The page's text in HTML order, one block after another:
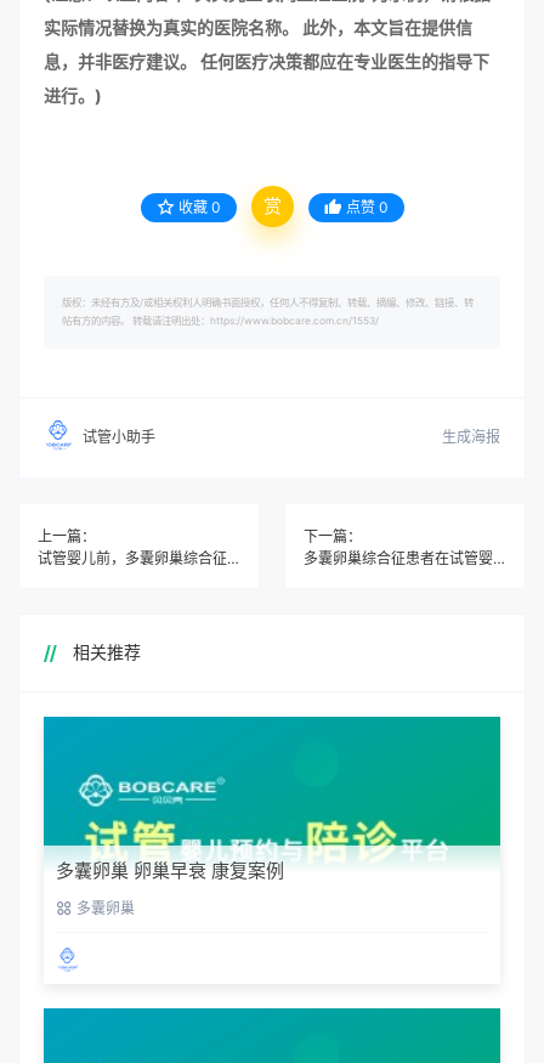
实际情况替换为真实的医院名称。 此外，本文旨在提供信
息，并非医疗建议。 任何医疗决策都应在专业医生的指导下
进行。)
收藏 0 赏 点赞 0
版权：未经有方及/或相关权利人明确书面授权，任何人不得复制、转载、摘编、修改、链接、转
帖有方的内容。 转载请注明出处：https://www.bobcare.com.cn/1553/
试管小助手 生成海报
上一篇：
试管婴儿前，多囊卵巢综合征患者需要接受哪些身体检查？
下一篇：
多囊卵巢综合征患者在试管婴儿过程中容易发生哪些并发症？
相关推荐
多囊卵巢 卵巢早衰 康复案例
多囊卵巢